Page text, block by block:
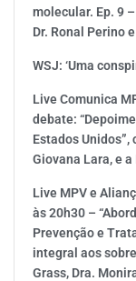
molecular. Ep. 9
Dr. Ronal Perino
WSJ: ‘Uma
Live Comunica
debate:
Estados
Giovana Lara, e
Live MPV e
às 20h30 –
Prevenção e
integral aos
Grass, Dra.